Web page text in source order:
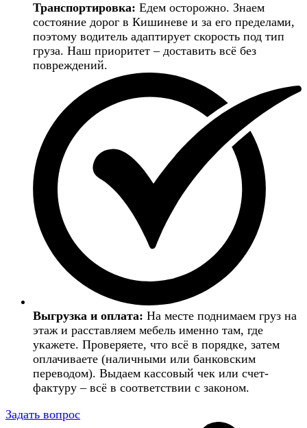
Транспортировка: Едем осторожно. Знаем
состояние дорог в Кишиневе и за его пределами,
поэтому водитель адаптирует скорость под тип
груза. Наш приоритет – доставить всё без
повреждений.
Выгрузка и оплата: На месте поднимаем груз на
этаж и расставляем мебель именно там, где
укажете. Проверяете, что всё в порядке, затем
оплачиваете (наличными или банковским
переводом). Выдаем кассовый чек или счет-
фактуру – всё в соответствии с законом.
Задать вопрос